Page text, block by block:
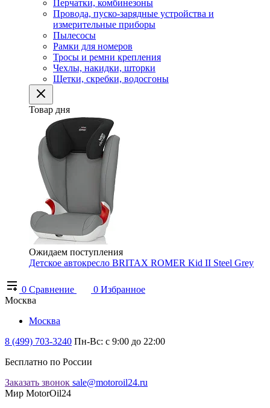
Перчатки, комбинезоны
Провода, пуско-зарядные устройства и
измерительные приборы
Пылесосы
Рамки для номеров
Тросы и ремни крепления
Чехлы, накидки, шторки
Щетки, скребки, водосгоны
Товар дня
Ожидаем поступления
Детское автокресло BRITAX ROMER Kid II Steel Grey
0 Сравнение 0 Избранное
Москва
Москва
8 (499) 703-3240 Пн-Вс: с 9:00 до 22:00
Бесплатно по России
Заказать звонок sale@motoroil24.ru
Мир MotorOil24